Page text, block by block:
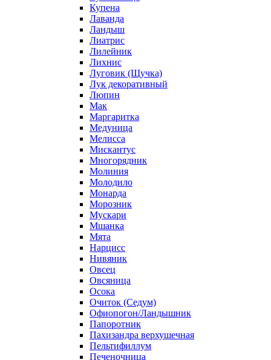
Купена
Лаванда
Ландыш
Лиатрис
Лилейник
Лихнис
Луговик (Щучка)
Лук декоративный
Люпин
Мак
Маргаритка
Медуница
Мелисса
Мискантус
Многорядник
Молиния
Молодило
Монарда
Морозник
Мускари
Мшанка
Мята
Нарцисс
Нивяник
Овсец
Овсяница
Осока
Очиток (Седум)
Офиопогон/Ландышник
Папоротник
Пахизандра верхушечная
Пельтифиллум
Печеночница